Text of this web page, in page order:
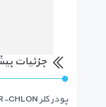
جزئیات
پودر کلر STAR-CHLON با درصد خلوص 70% در بسته های 45 کیلوگرمی، تولید شرکت NANKAI CHEMICAL ژاپن